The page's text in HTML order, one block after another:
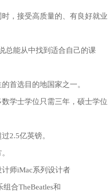
，接受高质量的、有良好就业
能从中找到适合自己的课
首选目的地国家之一。
学士学位只需三年，硕士学位
2.5亿英镑。
师iMac系列设计者
合TheBeatles和